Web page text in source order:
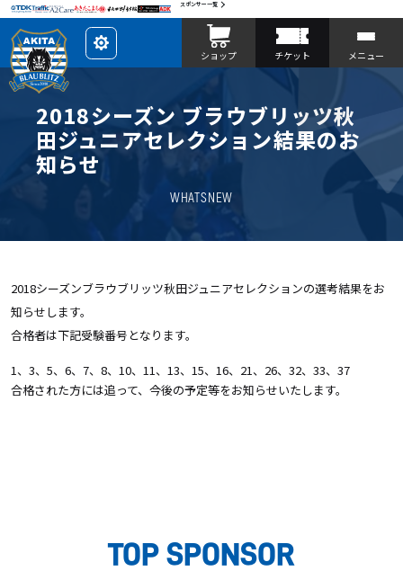
スポンサー一覧
レ
イ
ア
カ
ス
タ
マ
ショップ チケット メニュー
2018シーズン ブラウブリッツ秋
田ジュニアセレクション結果のお
知らせ
WHATSNEW
2018シーズンブラウブリッツ秋田ジュニアセレクションの選考結果をお
知らせします。
合格者は下記受験番号となります。
1、3、5、6、7、8、10、11、13、15、16、21、26、32、33、37
合格された方には追って、今後の予定等をお知らせいたします。
TOP SPONSOR